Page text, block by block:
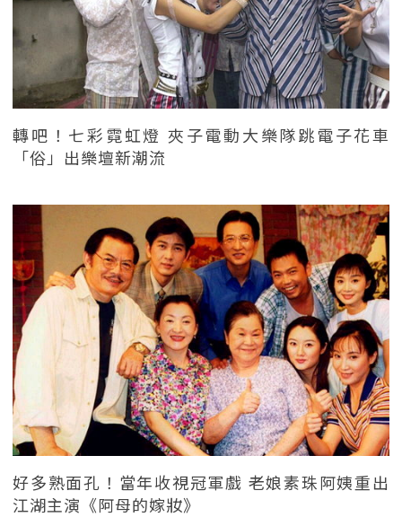
轉吧！七彩霓虹燈 夾子電動大樂隊跳電子花車
「俗」出樂壇新潮流
好多熟面孔！當年收視冠軍戲 老娘素珠阿姨重出
江湖主演《阿母的嫁妝》